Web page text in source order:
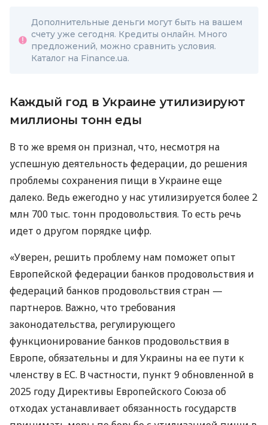
Дополнительные деньги могут быть на вашем
счету уже сегодня. Кредиты онлайн. Много
предложений, можно сравнить условия.
Каталог на Finance.ua.
Каждый год в Украине утилизируют
миллионы тонн еды
В то же время он признал, что, несмотря на
успешную деятельность федерации, до решения
проблемы сохранения пищи в Украине еще
далеко. Ведь ежегодно у нас утилизируется более 2
млн 700 тыс. тонн продовольствия. То есть речь
идет о другом порядке цифр.
«Уверен, решить проблему нам поможет опыт
Европейской федерации банков продовольствия и
федераций банков продовольствия стран —
партнеров. Важно, что требования
законодательства, регулирующего
функционирование банков продовольствия в
Европе, обязательны и для Украины на ее пути к
членству в ЕС. В частности, пункт 9 обновленной в
2025 году Директивы Европейского Союза об
отходах устанавливает обязанность государств